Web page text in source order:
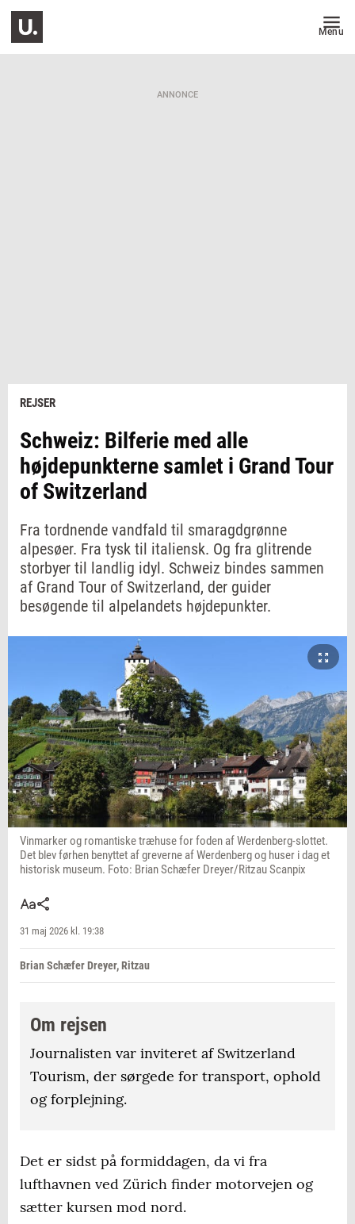
Menu
ANNONCE
REJSER
Schweiz: Bilferie med alle
højdepunkterne samlet i Grand Tour
of Switzerland
Fra tordnende vandfald til smaragdgrønne
alpesøer. Fra tysk til italiensk. Og fra glitrende
storbyer til landlig idyl. Schweiz bindes sammen
af Grand Tour of Switzerland, der guider
besøgende til alpelandets højdepunkter.
Vinmarker og romantiske træhuse for foden af Werdenberg-slottet.
Det blev førhen benyttet af greverne af Werdenberg og huser i dag et
historisk museum. Foto: Brian Schæfer Dreyer/Ritzau Scanpix
31 maj 2026 kl. 19:38
Brian Schæfer Dreyer, Ritzau
Om rejsen
Journalisten var inviteret af Switzerland
Tourism, der sørgede for transport, ophold
og forplejning.
Det er sidst på formiddagen, da vi fra
lufthavnen ved Zürich finder motorvejen og
sætter kursen mod nord.